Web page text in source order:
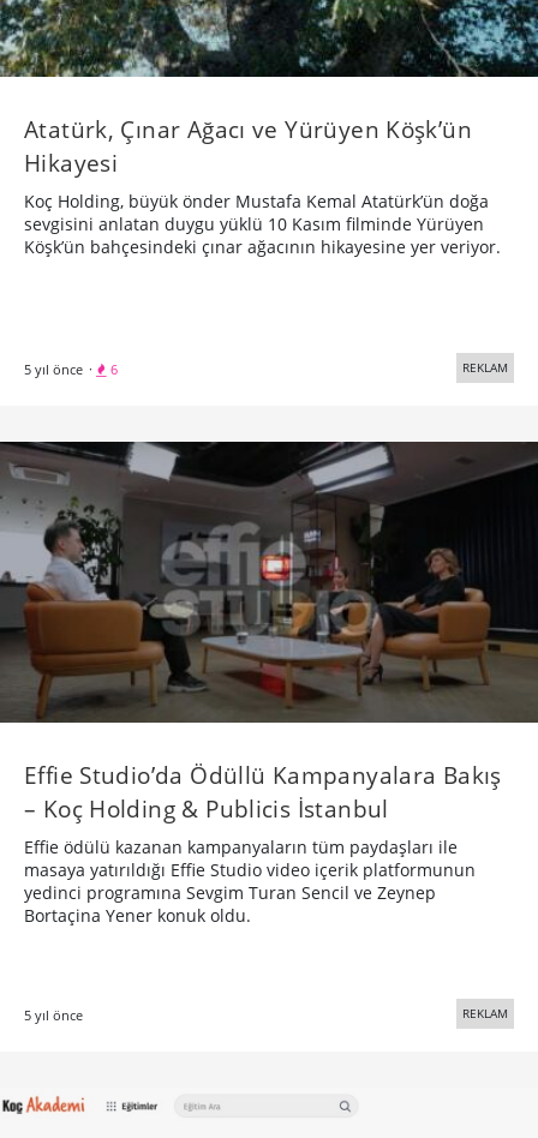
Atatürk, Çınar Ağacı ve Yürüyen Köşk’ün
Hikayesi
Koç Holding, büyük önder Mustafa Kemal Atatürk’ün doğa
sevgisini anlatan duygu yüklü 10 Kasım filminde Yürüyen
Köşk’ün bahçesindeki çınar ağacının hikayesine yer veriyor.
5 yıl önce · 6 REKLAM
Effie Studio’da Ödüllü Kampanyalara Bakış
– Koç Holding & Publicis İstanbul
Effie ödülü kazanan kampanyaların tüm paydaşları ile
masaya yatırıldığı Effie Studio video içerik platformunun
yedinci programına Sevgim Turan Sencil ve Zeynep
Bortaçina Yener konuk oldu.
5 yıl önce REKLAM